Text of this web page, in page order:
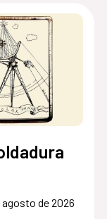
agosto de 2026